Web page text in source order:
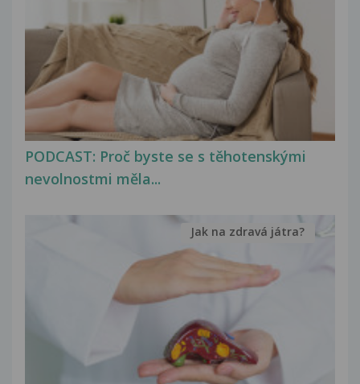
PODCAST: Proč byste se s těhotenskými
nevolnostmi měla...
Jak na zdravá játra?